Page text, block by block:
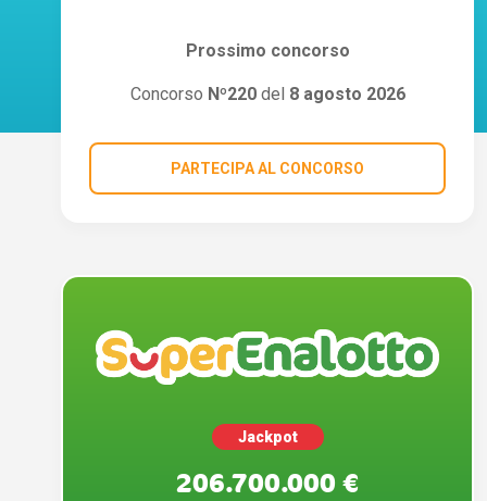
Prossimo concorso
Concorso Nº220del 8 agosto 2026
PARTECIPA AL CONCORSO
Jackpot
206.700.000 €